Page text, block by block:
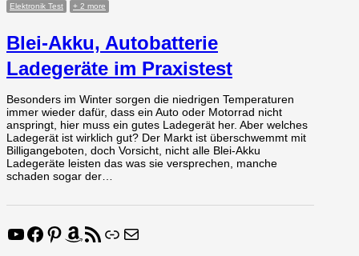
Elektronik Test
+ 2 more
Blei-Akku, Autobatterie
Ladegeräte im Praxistest
Besonders im Winter sorgen die niedrigen Temperaturen
immer wieder dafür, dass ein Auto oder Motorrad nicht
anspringt, hier muss ein gutes Ladegerät her. Aber welches
Ladegerät ist wirklich gut? Der Markt ist überschwemmt mit
Billigangeboten, doch Vorsicht, nicht alle Blei-Akku
Ladegeräte leisten das was sie versprechen, manche
schaden sogar der…
YouTube
Facebook
Pinterest
Amazon
RSS-Feed
Link
E-Mail